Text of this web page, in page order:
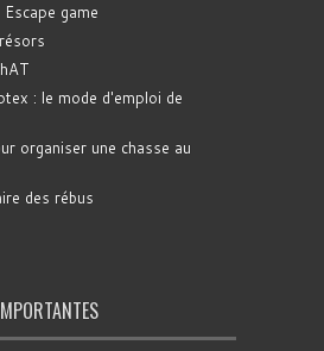
game
: le mode d'emploi de
organiser une chasse au
des rébus